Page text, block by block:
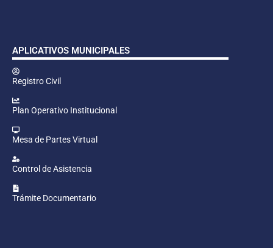
APLICATIVOS MUNICIPALES
Registro Civil
Plan Operativo Institucional
Mesa de Partes Virtual
Control de Asistencia
Trámite Documentario